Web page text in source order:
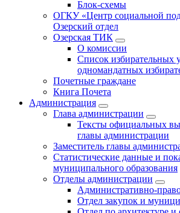
Блок-схемы
ОГКУ «Центр социальной
Озерский отдел
Озерская ТИК
О комиссии
Список избирательных
одномандатных
Почетные граждане
Книга Почета
Администрация
Глава администрации
Тексты официальных
главы администрации
Заместитель главы
Статистические данные и
муниципального образования
Отделы администрации
Административно-
Отдел закупок и